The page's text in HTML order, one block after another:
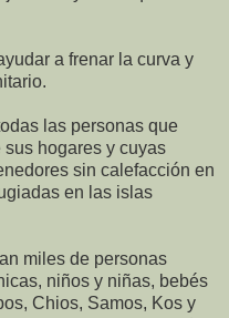
a frenar la curva y
las personas que
hogares y cuyas
sin calefacción en
en las islas
miles de personas
niños y niñas, bebés
Chios, Samos, Kos y